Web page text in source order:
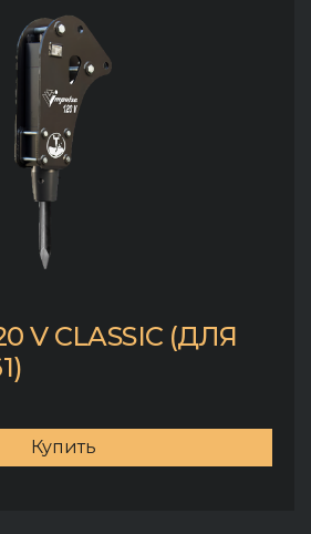
V CLASSIC (ДЛЯ
Купить